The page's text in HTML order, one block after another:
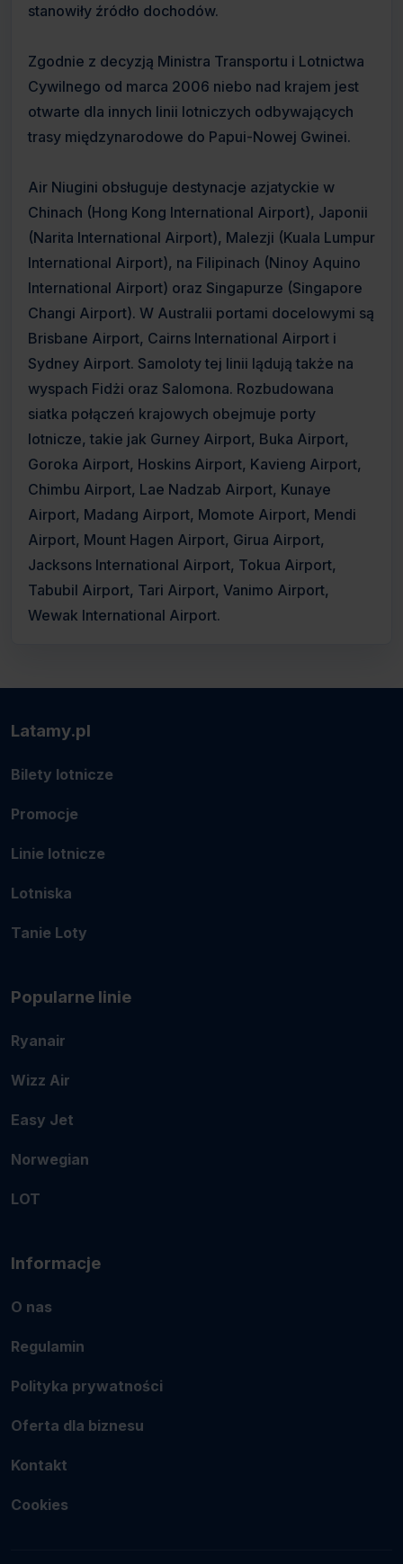
stanowiły źródło dochodów.
Zgodnie z decyzją Ministra Transportu i Lotnictwa
Cywilnego od marca 2006 niebo nad krajem jest
otwarte dla innych linii lotniczych odbywających
trasy międzynarodowe do Papui-Nowej Gwinei.
Air Niugini obsługuje destynacje azjatyckie w
Chinach (Hong Kong International Airport), Japonii
(Narita International Airport), Malezji (Kuala Lumpur
International Airport), na Filipinach (Ninoy Aquino
International Airport) oraz Singapurze (Singapore
Changi Airport). W Australii portami docelowymi są
Brisbane Airport, Cairns International Airport i
Sydney Airport. Samoloty tej linii lądują także na
wyspach Fidżi oraz Salomona. Rozbudowana
siatka połączeń krajowych obejmuje porty
lotnicze, takie jak Gurney Airport, Buka Airport,
Goroka Airport, Hoskins Airport, Kavieng Airport,
Chimbu Airport, Lae Nadzab Airport, Kunaye
Airport, Madang Airport, Momote Airport, Mendi
Airport, Mount Hagen Airport, Girua Airport,
Jacksons International Airport, Tokua Airport,
Tabubil Airport, Tari Airport, Vanimo Airport,
Wewak International Airport.
Latamy.pl
Bilety lotnicze
Promocje
Linie lotnicze
Lotniska
Tanie Loty
Popularne linie
Ryanair
Wizz Air
Easy Jet
Norwegian
LOT
Informacje
O nas
Regulamin
Polityka prywatności
Oferta dla biznesu
Kontakt
Cookies